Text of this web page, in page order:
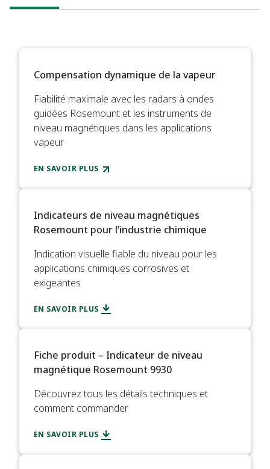
Compensation dynamique de la vapeur​
Fiabilité maximale avec les radars à ondes
guidées Rosemount et les instruments de
niveau magnétiques dans les applications
vapeur​
EN SAVOIR PLUS
Indicateurs de niveau magnétiques
Rosemount pour l’industrie chimique
Indication visuelle fiable du niveau pour les
applications chimiques corrosives et
exigeantes
EN SAVOIR PLUS
Fiche produit – Indicateur de niveau
magnétique Rosemount 9930​
Découvrez tous les détails techniques et
comment commander​
EN SAVOIR PLUS